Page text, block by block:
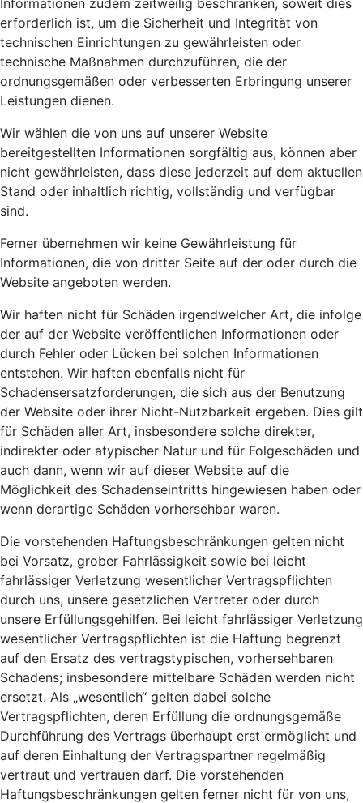
Informationen zudem zeitweilig beschränken, soweit dies
erforderlich ist, um die Sicherheit und Integrität von
technischen Einrichtungen zu gewährleisten oder
technische Maßnahmen durchzuführen, die der
ordnungsgemäßen oder verbesserten Erbringung unserer
Leistungen dienen.
Wir wählen die von uns auf unserer Website
bereitgestellten Informationen sorgfältig aus, können aber
nicht gewährleisten, dass diese jederzeit auf dem aktuellen
Stand oder inhaltlich richtig, vollständig und verfügbar
sind.
Ferner übernehmen wir keine Gewährleistung für
Informationen, die von dritter Seite auf der oder durch die
Website angeboten werden.
Wir haften nicht für Schäden irgendwelcher Art, die infolge
der auf der Website veröffentlichen Informationen oder
durch Fehler oder Lücken bei solchen Informationen
entstehen. Wir haften ebenfalls nicht für
Schadensersatzforderungen, die sich aus der Benutzung
der Website oder ihrer Nicht-Nutzbarkeit ergeben. Dies gilt
für Schäden aller Art, insbesondere solche direkter,
indirekter oder atypischer Natur und für Folgeschäden und
auch dann, wenn wir auf dieser Website auf die
Möglichkeit des Schadenseintritts hingewiesen haben oder
wenn derartige Schäden vorhersehbar waren.
Die vorstehenden Haftungsbeschränkungen gelten nicht
bei Vorsatz, grober Fahrlässigkeit sowie bei leicht
fahrlässiger Verletzung wesentlicher Vertragspflichten
durch uns, unsere gesetzlichen Vertreter oder durch
unsere Erfüllungsgehilfen. Bei leicht fahrlässiger Verletzung
wesentlicher Vertragspflichten ist die Haftung begrenzt
auf den Ersatz des vertragstypischen, vorhersehbaren
Schadens; insbesondere mittelbare Schäden werden nicht
ersetzt. Als „wesentlich“ gelten dabei solche
Vertragspflichten, deren Erfüllung die ordnungsgemäße
Durchführung des Vertrags überhaupt erst ermöglicht und
auf deren Einhaltung der Vertragspartner regelmäßig
vertraut und vertrauen darf. Die vorstehenden
Haftungsbeschränkungen gelten ferner nicht für von uns,